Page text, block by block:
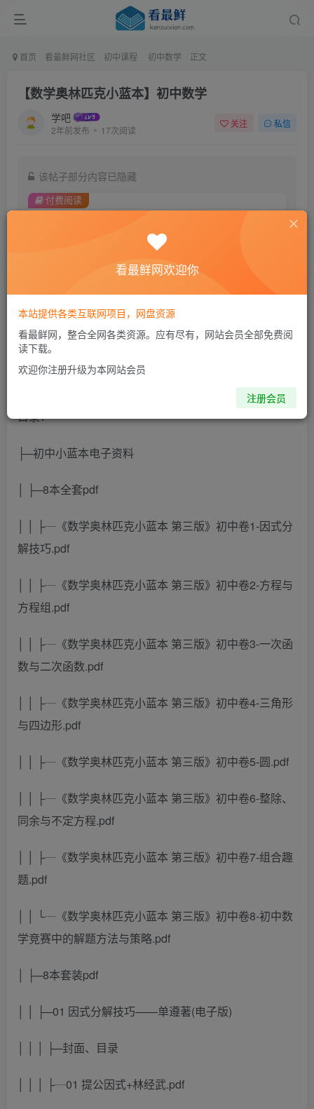
首页 看最鲜网社区 初中课程 初中数学 正文
【数学奥林匹克小蓝本】初中数学
学吧
2年前发布 17次阅读
关注 私信
该帖子部分内容已隐藏
付费阅读
9.9
此内容为付费阅读，请付费后查看
【数学奥林匹克小蓝本】初中数学
目录：
├─初中小蓝本电子资料
│ ├─8本全套pdf
│ │ ├┈《数学奥林匹克小蓝本 第三版》初中卷1-因式分
解技巧.pdf
│ │ ├┈《数学奥林匹克小蓝本 第三版》初中卷2-方程与
方程组.pdf
│ │ ├┈《数学奥林匹克小蓝本 第三版》初中卷3-一次函
数与二次函数.pdf
│ │ ├┈《数学奥林匹克小蓝本 第三版》初中卷4-三角形
与四边形.pdf
│ │ ├┈《数学奥林匹克小蓝本 第三版》初中卷5-圆.pdf
│ │ ├┈《数学奥林匹克小蓝本 第三版》初中卷6-整除、
同余与不定方程.pdf
│ │ ├┈《数学奥林匹克小蓝本 第三版》初中卷7-组合趣
题.pdf
│ │ └┈《数学奥林匹克小蓝本 第三版》初中卷8-初中数
学竞赛中的解题方法与策略.pdf
│ ├─8本套装pdf
│ │ ├─01 因式分解技巧——单遵著(电子版)
│ │ │ ├─封面、目录
│ │ │ ├┈01 提公因式+林经武.pdf
看最鲜网欢迎你
本站提供各类互联网项目，网盘资源
看最鲜网，整合全网各类资源。应有尽有，网站会员全部免费阅
读下载。
欢迎你注册升级为本网站会员
注册会员